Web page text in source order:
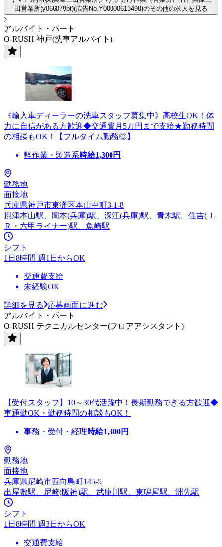
田営業所(y066079pt)(広告No.Y00000613498)のその他の求人を見る
アルバイト・パート
O-RUSH 神戸(洗車アルバイト)
《輸入車ディーラーの洗車スタッフ募集中》高校生OK！体
力に自信がある方歓迎◆交通費月5万円まで支給★勤務時間
の相談もOK！【フルタイム勤務◎】
軽作業・製造系時給1,300円
勤務地
面接地
兵庫県神戸市東灘区本山中町3-1-8
摂津本山駅、岡本(兵庫)駅、深江(兵庫)駅、青木駅、住吉(Ｊ
Ｒ・六甲ライナー)駅、魚崎駅
シフト
1日8時間 週1日からOK
交通費支給
未経験OK
詳細を見る
応募画面に進む
アルバイト・パート
O-RUSH テクニカルセンター(フロアアシスタント)
【受付スタッフ】10～30代活躍中！長期勤務できる方歓迎◆
車通勤OK・勤務時間の相談もOK！
事務・受付・経理時給1,300円
勤務地
面接地
兵庫県尼崎市西向島町145-5
出屋敷駅、尼崎(阪神)駅、武庫川駅、東鳴尾駅、洲先駅
シフト
1日8時間 週3日からOK
交通費支給